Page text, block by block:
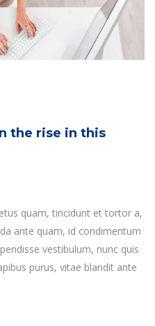
the rise in this
quam, tincidunt et tortor a,
ante quam, id condimentum
vestibulum, nunc quis
purus, vitae blandit ante